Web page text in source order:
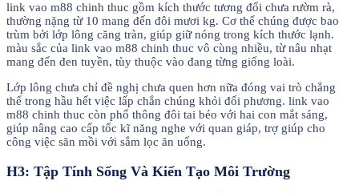
link vao m88 chinh thuc gồm kích thước tương đối chưa rườm rà,
thường nặng từ 10 mang đến đôi mươi kg. Cơ thể chúng được bao
trùm bởi lớp lông căng tràn, giúp giữ nóng trong kích thước lạnh.
màu sắc của link vao m88 chinh thuc vô cùng nhiều, từ nâu nhạt
mang đến đen tuyền, tùy thuộc vào đang từng giống loài.
Lớp lông chưa chỉ đề nghị chưa quen hơn nữa đóng vai trò chẳng
thể trong hầu hết việc lấp chắn chúng khỏi đối phương. link vao
m88 chinh thuc còn phổ thông đôi tai béo với hai con mắt sáng,
giúp nâng cao cấp tốc kĩ năng nghe với quan giáp, trợ giúp cho
công việc săn mồi với sắm lọc ăn uống.
H3: Tập Tính Sống Và Kiến Tạo Môi Trường